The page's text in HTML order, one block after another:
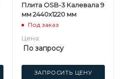
Плита OSB-3 Калевала 9
мм 2440х1220 мм
Под заказ
Цена:
По запросу
ЗАПРОСИТЬ ЦЕНУ